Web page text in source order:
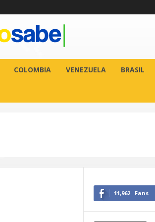
COLOMBIA VENEZUELA BRASIL
11,962 Fans